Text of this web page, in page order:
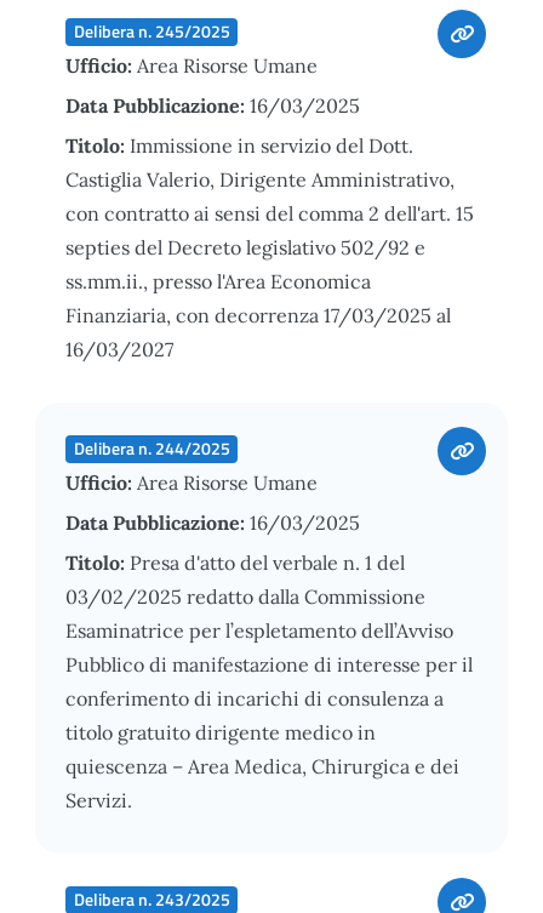
Delibera n. 245/2025
Ufficio: Area Risorse Umane
Data Pubblicazione: 16/03/2025
Titolo: Immissione in servizio del Dott.
Castiglia Valerio, Dirigente Amministrativo,
con contratto ai sensi del comma 2 dell'art. 15
septies del Decreto legislativo 502/92 e
ss.mm.ii., presso l'Area Economica
Finanziaria, con decorrenza 17/03/2025 al
16/03/2027
Delibera n. 244/2025
Ufficio: Area Risorse Umane
Data Pubblicazione: 16/03/2025
Titolo: Presa d'atto del verbale n. 1 del
03/02/2025 redatto dalla Commissione
Esaminatrice per l’espletamento dell’Avviso
Pubblico di manifestazione di interesse per il
conferimento di incarichi di consulenza a
titolo gratuito dirigente medico in
quiescenza – Area Medica, Chirurgica e dei
Servizi.
Delibera n. 243/2025